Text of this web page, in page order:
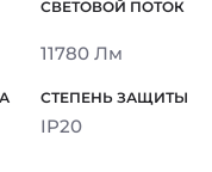
11780 Лм
IP20